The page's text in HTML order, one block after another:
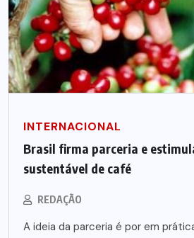
INTERNACIONAL
Brasil firma parceria e
sustentável de café
REDAÇÃO
A ideia da parceria é por em